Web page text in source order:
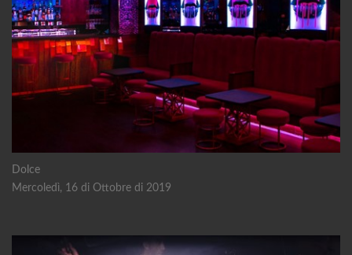
Dolce
Mercoledì, 16 di Ottobre di 2019